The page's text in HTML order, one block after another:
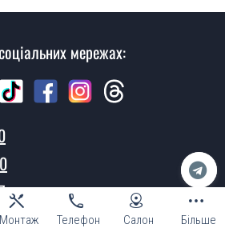
Монтаж Телефон Салон Більше
мережах:
з 9.00 до 21.00 кожного дня